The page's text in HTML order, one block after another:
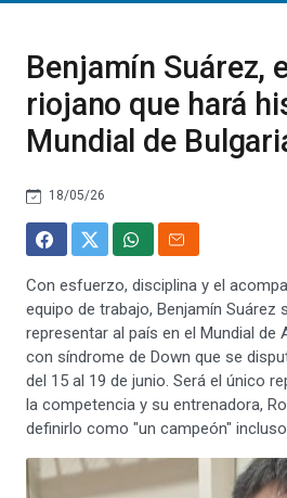
Benjamín Suárez,
riojano que hará
Mundial de
18/05/26
Con esfuerzo, disciplina y el
equipo de trabajo, Benjamín Suárez
representar al país en el Mundial de
con síndrome de Down que se
del 15 al 19 de junio. Será el único
la competencia y su entrenadora,
definirlo como "un campeón"